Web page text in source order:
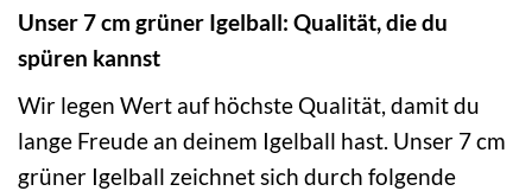
Unser 7 cm grüner Igelball: Qualität, die du
spüren kannst
Wir legen Wert auf höchste Qualität, damit du
lange Freude an deinem Igelball hast. Unser 7 cm
grüner Igelball zeichnet sich durch folgende